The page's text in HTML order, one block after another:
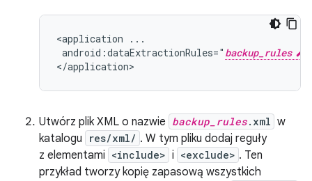
<application
android:dataExtractionRules=" backup_rules
</application>
Utwórz plik XML o nazwie backup_rules.xml w
katalogu
res/xml/ . W tym pliku dodaj reguły
z elementami <include> i <exclude> . Ten
przykład tworzy kopię zapasową wszystkich